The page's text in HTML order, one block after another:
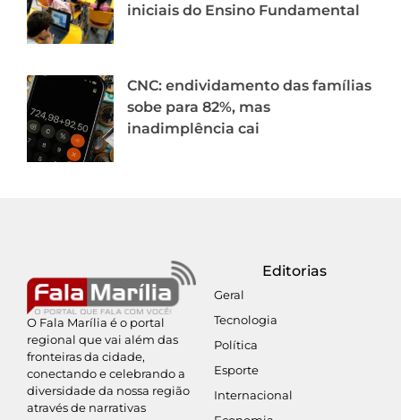
iniciais do Ensino Fundamental
CNC: endividamento das famílias
sobe para 82%, mas
inadimplência cai
O Fala Marília é o portal
regional que vai além das
fronteiras da cidade,
conectando e celebrando a
diversidade da nossa região
através de narrativas
Editorias
Geral
Tecnologia
Política
Esporte
Internacional